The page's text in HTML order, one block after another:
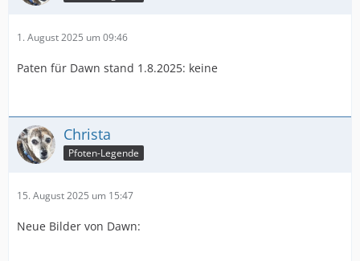
1. August 2025 um 09:46
Paten für Dawn stand 1.8.2025: keine
Christa
Pfoten-Legende
15. August 2025 um 15:47
Neue Bilder von Dawn: